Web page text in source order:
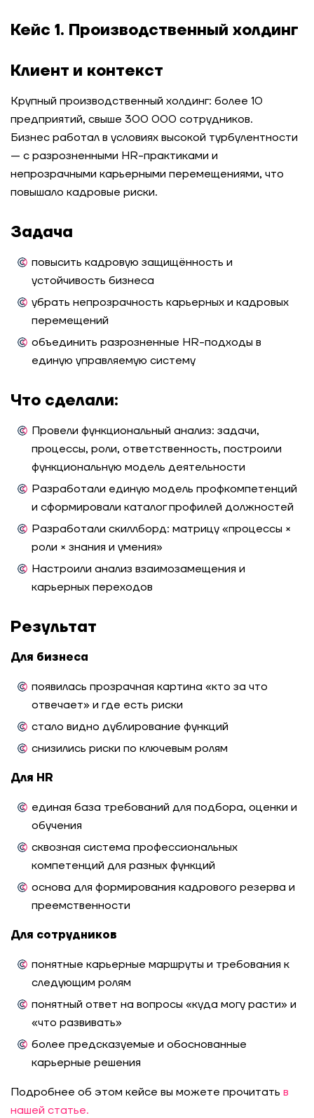
Кейс 1. Производственный холдинг
Клиент и контекст
Крупный производственный холдинг: более 10
предприятий, свыше 300 000 сотрудников.
Бизнес работал в условиях высокой турбулентности
— с разрозненными HR-практиками и
непрозрачными карьерными перемещениями, что
повышало кадровые риски.
Задача
повысить кадровую защищённость и
устойчивость бизнеса
убрать непрозрачность карьерных и кадровых
перемещений
объединить разрозненные HR-подходы в
единую управляемую систему
Что сделали:
Провели функциональный анализ: задачи,
процессы, роли, ответственность, построили
функциональную модель деятельности
Разработали единую модель профкомпетенций
и сформировали каталог профилей должностей
Разработали скиллборд: матрицу «процессы ×
роли × знания и умения»
Настроили анализ взаимозамещения и
карьерных переходов
Результат
Для бизнеса
появилась прозрачная картина «кто за что
отвечает» и где есть риски
стало видно дублирование функций
снизились риски по ключевым ролям
Для HR
единая база требований для подбора, оценки и
обучения
сквозная система профессиональных
компетенций для разных функций
основа для формирования кадрового резерва и
преемственности
Для сотрудников
понятные карьерные маршруты и требования к
следующим ролям
понятный ответ на вопросы «куда могу расти» и
«что развивать»
более предсказуемые и обоснованные
карьерные решения
Подробнее об этом кейсе вы можете прочитать в
нашей статье.